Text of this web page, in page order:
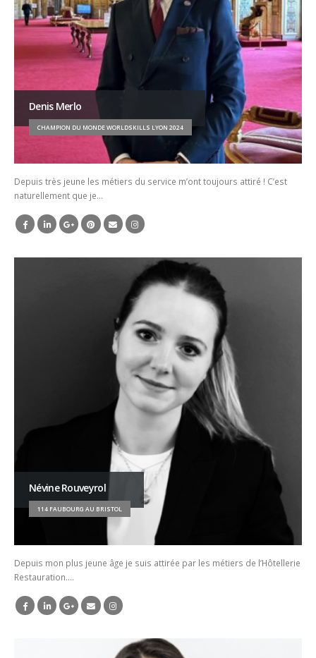
Denis Merlo
CHAMPION DU MONDE WORLDSKILLS LYON 2024
Depuis très jeune les métiers du service m’ont toujours attiré ! C’est
naturellement que je…
Névine Rouveyrol
114 FAUBOURG AU BRISTOL
Depuis mon plus jeune âge je suis attirée par les métiers de l’Hôtellerie
Restauration….